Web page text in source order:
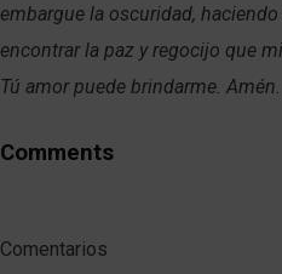
embargue la oscuridad,
encontrar la paz y regocijo que
Tú amor puede brindarme. Amén.
Comments
Comentarios